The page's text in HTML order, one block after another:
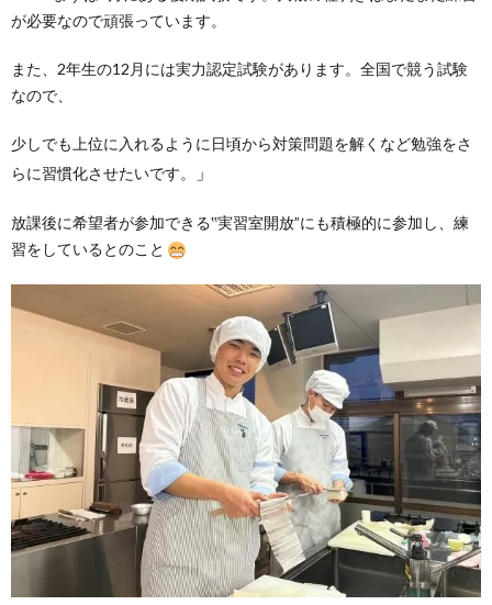
が必要なので頑張っています。
また、2年生の12月には実力認定試験があります。全国で競う試験
なので、
少しでも上位に入れるように日頃から対策問題を解くなど勉強をさ
らに習慣化させたいです。
」
放課後に希望者が参加できる‟実習室開放”にも積極的に参加し、練
習をしているとのこと